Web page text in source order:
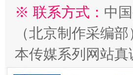
※ 联系方式： 中
（北京制作采编部
本传媒系列网站